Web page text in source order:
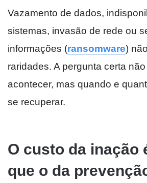
Vazamento de dados,
sistemas, invasão de rede ou
informações (ransomware)
raridades. A pergunta certa
acontecer, mas quando e
se recuperar.
O custo da inação
que o da